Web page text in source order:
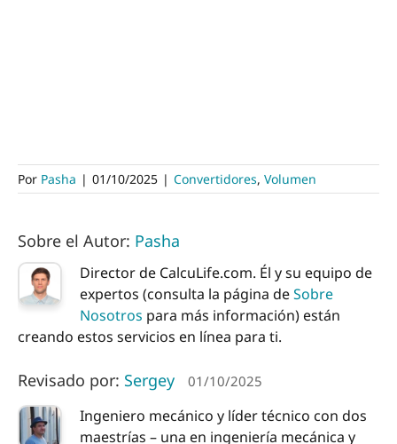
Por Pasha | 01/10/2025 | Convertidores, Volumen
Sobre el Autor: Pasha
Director de CalcuLife.com. Él y su equipo de
expertos (consulta la página deSobre
Nosotros para más información) están
creando estos servicios en línea para ti.
Revisado por: Sergey 01/10/2025
Ingeniero mecánico y líder técnico con dos
maestrías – una en ingeniería mecánica y